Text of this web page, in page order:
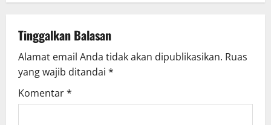
v
i
g
a
Tinggalkan Balasan
Alamat email Anda tidak akan dipublikasikan. Ruas
yang wajib ditandai *
Komentar*